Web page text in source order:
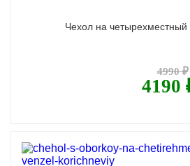
Чехол на
4990 ₽
4190